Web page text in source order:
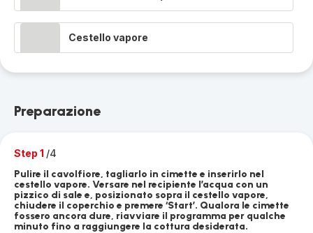
Cestello vapore
Preparazione
Step 1 /4
Pulire il cavolfiore, tagliarlo in cimette e inserirlo nel
cestello vapore. Versare nel recipiente l’acqua con un
pizzico di sale e, posizionato sopra il cestello vapore,
chiudere il coperchio e premere ‘Start’. Qualora le cimette
fossero ancora dure, riavviare il programma per qualche
minuto fino a raggiungere la cottura desiderata.